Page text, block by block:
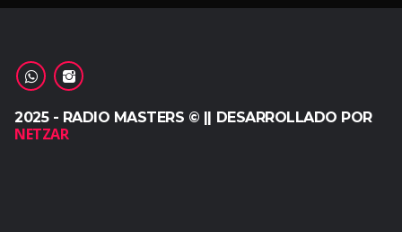
2025 - RADIO MASTERS © || DESARROLLADO POR
NETZAR